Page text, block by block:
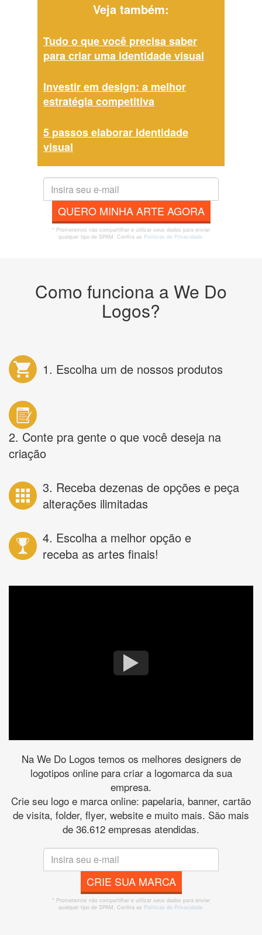
Veja também:
Tudo o que você precisa saber
para criar uma identidade visual
Investir em design: a melhor
estratégia competitiva
5 passos elaborar identidade
visual
QUERO MINHA ARTE AGORA
* Prometemos não compartilhar e utilizar seus dados para enviar
qualquer tipo de SPAM. Confira as Políticas de Privacidade.
Como funciona a We Do
Logos?
1. Escolha um de nossos produtos
2. Conte pra gente o que você deseja na
criação
3. Receba dezenas de opções e peça
alterações ilimitadas
4. Escolha a melhor opção e
receba as artes finais!
Na We Do Logos temos os melhores designers de
logotipos online para criar a logomarca da sua
empresa.
Crie seu logo e marca online: papelaria, banner, cartão
de visita, folder, flyer, website e muito mais. São mais
de 36.612 empresas atendidas.
CRIE SUA MARCA
* Prometemos não compartilhar e utilizar seus dados para enviar
qualquer tipo de SPAM. Confira as Políticas de Privacidade.